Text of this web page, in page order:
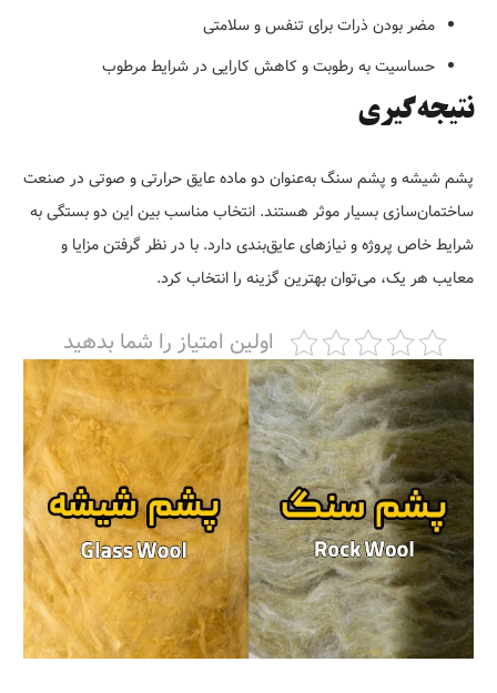
مضر بودن ذرات برای تنفس و سلامتی
حساسیت به رطوبت و کاهش کارایی در شرایط مرطوب
نتیجه‌گیری
پشم شیشه و پشم سنگ به‌عنوان دو ماده عایق حرارتی و صوتی در صنعت
ساختمان‌سازی بسیار موثر هستند. انتخاب مناسب بین این دو بستگی به
شرایط خاص پروژه و نیازهای عایق‌بندی دارد. با در نظر گرفتن مزایا و
معایب هر یک، می‌توان بهترین گزینه را انتخاب کرد.
اولین امتیاز را شما بدهید